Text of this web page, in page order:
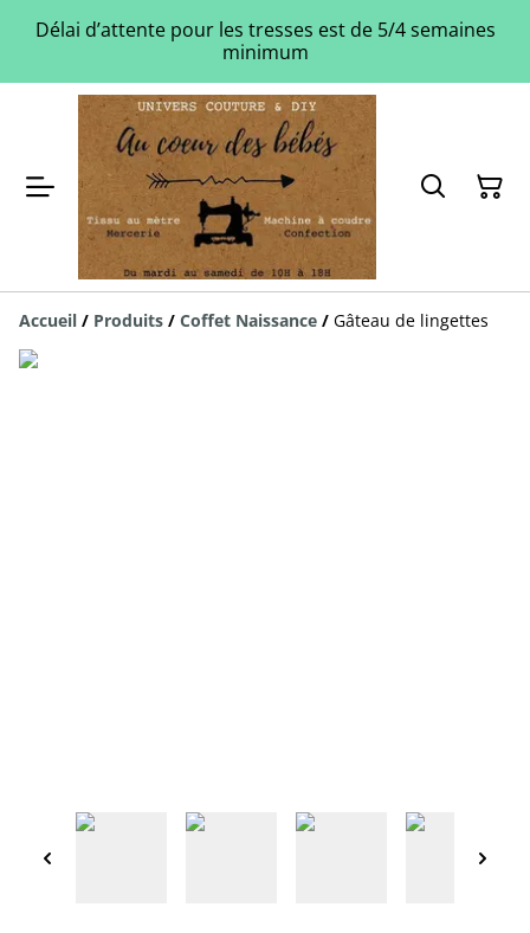
Délai d’attente pour les tresses est de 5/4 semaines
minimum
Accueil / Produits / Coffet Naissance / Gâteau de lingettes